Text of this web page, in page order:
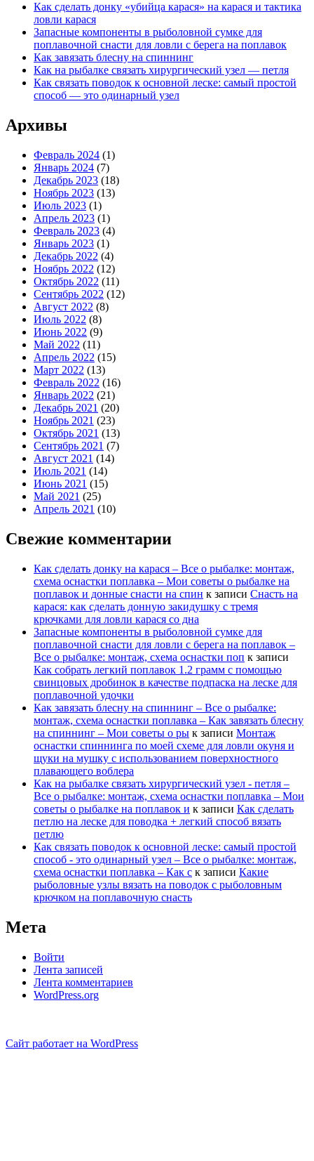
Как сделать донку «убийца карася» на карася и тактика
ловли карася
Запасные компоненты в рыболовной сумке для
поплавочной снасти для ловли с берега на поплавок
Как завязать блесну на спиннинг
Как на рыбалке связать хирургический узел — петля
Как связать поводок к основной леске: самый простой
способ — это одинарный узел
Архивы
Февраль 2024 (1)
Январь 2024 (7)
Декабрь 2023 (18)
Ноябрь 2023 (13)
Июль 2023 (1)
Апрель 2023 (1)
Февраль 2023 (4)
Январь 2023 (1)
Декабрь 2022 (4)
Ноябрь 2022 (12)
Октябрь 2022 (11)
Сентябрь 2022 (12)
Август 2022 (8)
Июль 2022 (8)
Июнь 2022 (9)
Май 2022 (11)
Апрель 2022 (15)
Март 2022 (13)
Февраль 2022 (16)
Январь 2022 (21)
Декабрь 2021 (20)
Ноябрь 2021 (23)
Октябрь 2021 (13)
Сентябрь 2021 (7)
Август 2021 (14)
Июль 2021 (14)
Июнь 2021 (15)
Май 2021 (25)
Апрель 2021 (10)
Свежие комментарии
Как сделать донку на карася – Все о рыбалке: монтаж,
схема оснастки поплавка – Мои советы о рыбалке на
поплавок и донные снасти на спин к записи Снасть на
карася: как сделать донную закидушку с тремя
крючками для ловли карася со дна
Запасные компоненты в рыболовной сумке для
поплавочной снасти для ловли с берега на поплавок –
Все о рыбалке: монтаж, схема оснастки поп к записи
Как собрать легкий поплавок 1.2 грамм с помощью
свинцовых дробинок в качестве подпаска на леске для
поплавочной удочки
Как завязать блесну на спиннинг – Все о рыбалке:
монтаж, схема оснастки поплавка – Как завязать блесну
на спиннинг – Мои советы о ры к записи Монтаж
оснастки спиннинга по моей схеме для ловли окуня и
щуки на мушку с использованием поверхностного
плавающего воблера
Как на рыбалке связать хирургический узел - петля –
Все о рыбалке: монтаж, схема оснастки поплавка – Мои
советы о рыбалке на поплавок и к записи Как сделать
петлю на леске для поводка + легкий способ вязать
петлю
Как связать поводок к основной леске: самый простой
способ - это одинарный узел – Все о рыбалке: монтаж,
схема оснастки поплавка – Как с к записи Какие
рыболовные узлы вязать на поводок с рыболовным
крючком на поплавочную снасть
Мета
Войти
Лента записей
Лента комментариев
WordPress.org
Сайт работает на WordPress